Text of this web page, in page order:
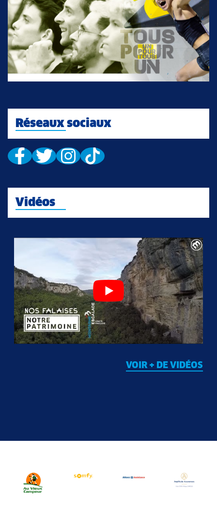
Réseaux sociaux
Vidéos
VOIR + DE VIDÉOS